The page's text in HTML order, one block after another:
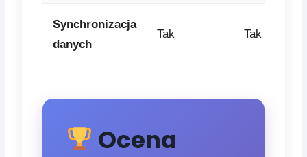
Synchronizacja
danych
Tak Tak
Ocena